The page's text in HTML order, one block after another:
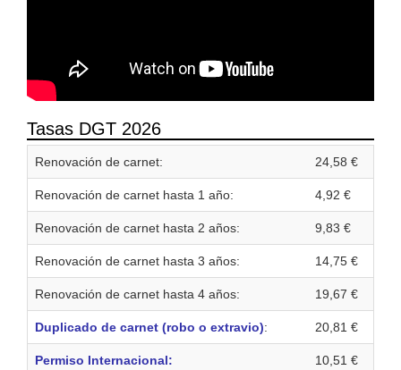
Tasas DGT 2026
Renovación de carnet: 24,58 €
Renovación de carnet hasta 1 año: 4,92 €
Renovación de carnet hasta 2 años: 9,83 €
Renovación de carnet hasta 3 años: 14,75 €
Renovación de carnet hasta 4 años: 19,67 €
Duplicado de carnet (robo o extravio): 20,81 €
Permiso Internacional: 10,51 €